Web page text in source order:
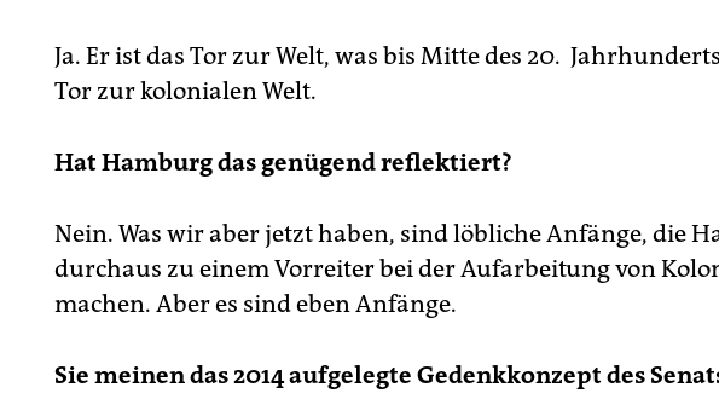
Ja. Er ist das Tor zur Welt, was bis Mitte des 20.
Tor zur kolonialen Welt.
Hat Hamburg das genügend reflektiert?
Nein. Was wir aber jetzt haben, sind löbliche Anfänge, die
durchaus zu einem Vorreiter bei der Aufarbeitung von
machen. Aber es sind eben Anfänge.
Sie meinen das 2014 aufgelegte Gedenkkonzept des